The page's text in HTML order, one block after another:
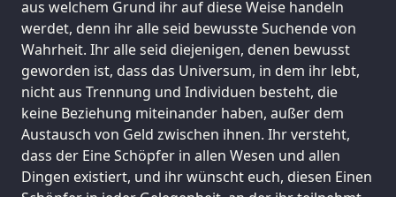
aus welchem Grund ihr auf diese Weise handeln
werdet, denn ihr alle seid bewusste Suchende von
Wahrheit. Ihr alle seid diejenigen, denen bewusst
geworden ist, dass das Universum, in dem ihr lebt,
nicht aus Trennung und Individuen besteht, die
keine Beziehung miteinander haben, außer dem
Austausch von Geld zwischen ihnen. Ihr versteht,
dass der Eine Schöpfer in allen Wesen und allen
Dingen existiert, und ihr wünscht euch, diesen Einen